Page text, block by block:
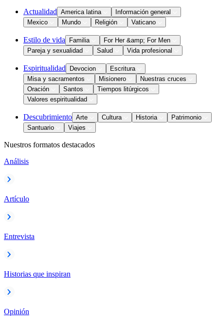
Actualidad America latina
Información general
Mexico
Mundo Religión Vaticano
Estilo de vida Familia
For Her &amp; For Men
Pareja y sexualidad
Salud Vida profesional
Espiritualidad Devocion
Escritura
Misa y sacramentos
Misionero
Nuestras cruces
Oración
Santos
Tiempos litúrgicos
Valores espiritualidad
Descubrimiento Arte Cultura Historia
Patrimonio
Santuario
Viajes
Nuestros formatos destacados
Análisis
Artículo
Entrevista
Historias que inspiran
Opinión